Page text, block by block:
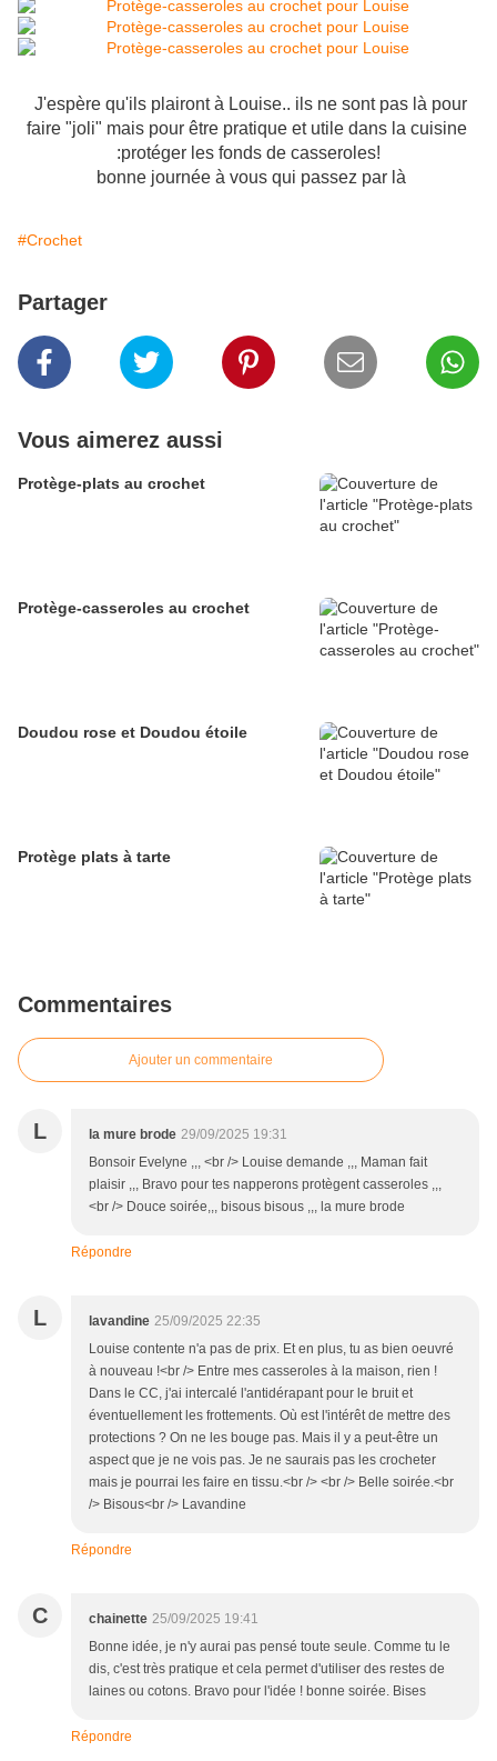
J'espère qu'ils plairont à Louise.. ils ne sont pas là pour
faire "joli" mais pour être pratique et utile dans la cuisine
:protéger les fonds de casseroles!
bonne journée à vous qui passez par là
#Crochet
Partager
Vous aimerez aussi
Protège-plats au crochet
Protège-casseroles au crochet
Doudou rose et Doudou étoile
Protège plats à tarte
Commentaires
Ajouter un commentaire
L la mure brode 29/09/2025 19:31
Bonsoir Evelyne ,,, <br /> Louise demande ,,, Maman fait
plaisir ,,, Bravo pour tes napperons protègent casseroles ,,,
<br /> Douce soirée,,, bisous bisous ,,, la mure brode
Répondre
L lavandine 25/09/2025 22:35
Louise contente n'a pas de prix. Et en plus, tu as bien oeuvré
à nouveau !<br /> Entre mes casseroles à la maison, rien !
Dans le CC, j'ai intercalé l'antidérapant pour le bruit et
éventuellement les frottements. Où est l'intérêt de mettre des
protections ? On ne les bouge pas. Mais il y a peut-être un
aspect que je ne vois pas. Je ne saurais pas les crocheter
mais je pourrai les faire en tissu.<br /> <br /> Belle soirée.<br
/> Bisous<br /> Lavandine
Répondre
C chainette 25/09/2025 19:41
Bonne idée, je n'y aurai pas pensé toute seule. Comme tu le
dis, c'est très pratique et cela permet d'utiliser des restes de
laines ou cotons. Bravo pour l'idée ! bonne soirée. Bises
Répondre